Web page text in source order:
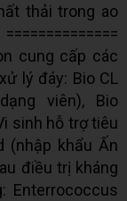
thải trong ao
cung cấp các
lý đáy: Bio CL
viên), Bio
sinh hỗ trợ tiêu
(nhập khẩu Ấn
điều trị kháng
Enterrococcus